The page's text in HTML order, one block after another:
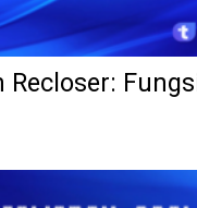
Recloser: